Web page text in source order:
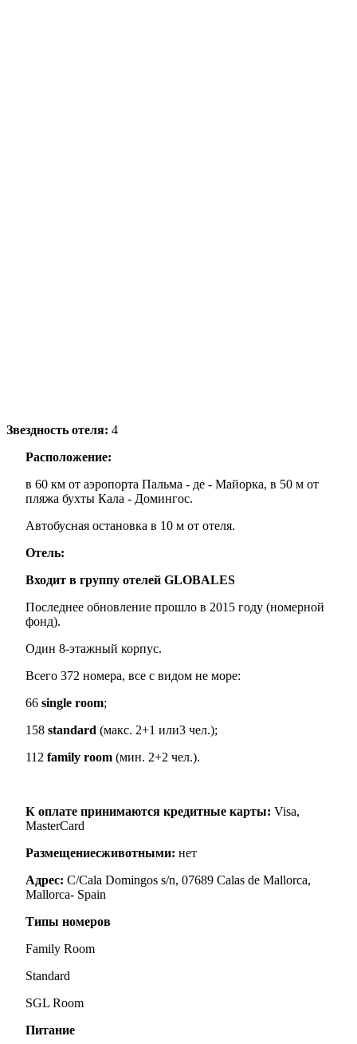
Звездность отеля: 4
Расположение:
в 60 км от аэропорта Пальма - де - Майорка, в 50 м от
пляжа бухты Кала - Домингос.
Автобусная остановка в 10 м от отеля.
Отель:
Входит в группу отелей GLOBALES
Последнее обновление прошло в 2015 году (номерной
фонд).
Один 8-этажный корпус.
Всего 372 номера, все с видом не море:
66 single room;
158 standard (макс. 2+1 или3 чел.);
112 family room (мин. 2+2 чел.).
К оплате принимаются кредитные карты: Visa,
MasterCard
Размещениесживотными: нет
Адрес: C/Cala Domingos s/n, 07689 Calas de Mallorca,
Mallorca- Spain
Типы номеров
Family Room
Standard
SGL Room
Питание